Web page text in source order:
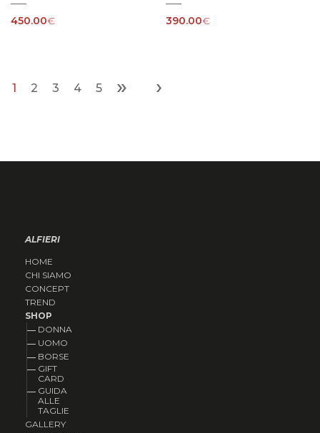
450.00€ 390.00€
1 2 3 4 5 » ›
ALFIERI
HOME
CHI SIAMO
CONCEPT
TREND
SHOP
DONNA
UOMO
BORSE
GIFT
CARD
GUIDA
ALLE
TAGLIE
GALLERY